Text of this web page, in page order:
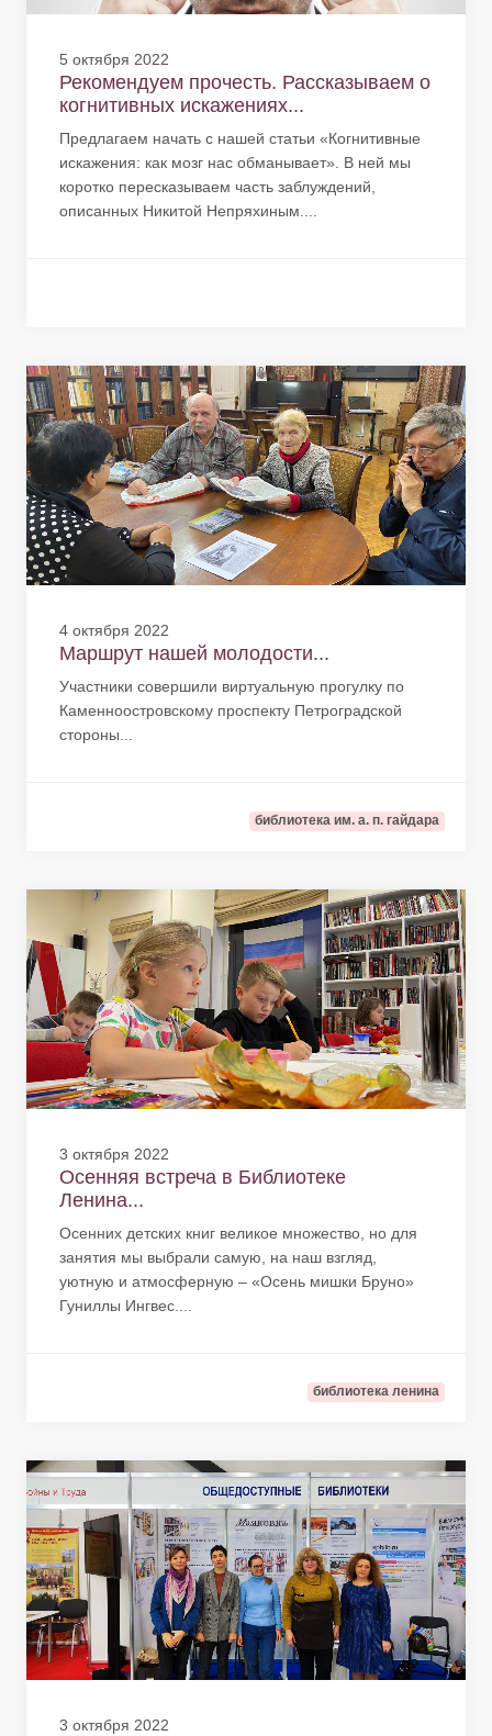
5 октября 2022
Рекомендуем прочесть. Рассказываем о
когнитивных искажениях...
Предлагаем начать с нашей статьи «Когнитивные
искажения: как мозг нас обманывает». В ней мы
коротко пересказываем часть заблуждений,
описанных Никитой Непряхиным....
4 октября 2022
Маршрут нашей молодости...
Участники совершили виртуальную прогулку по
Каменноостровскому проспекту Петроградской
стороны...
библиотека им. а. п. гайдара
3 октября 2022
Осенняя встреча в Библиотеке
Ленина...
Осенних детских книг великое множество, но для
занятия мы выбрали самую, на наш взгляд,
уютную и атмосферную – «Осень мишки Бруно»
Гуниллы Ингвес....
библиотека ленина
3 октября 2022